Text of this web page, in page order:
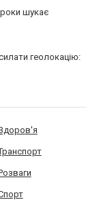
шукає
геолокацію: